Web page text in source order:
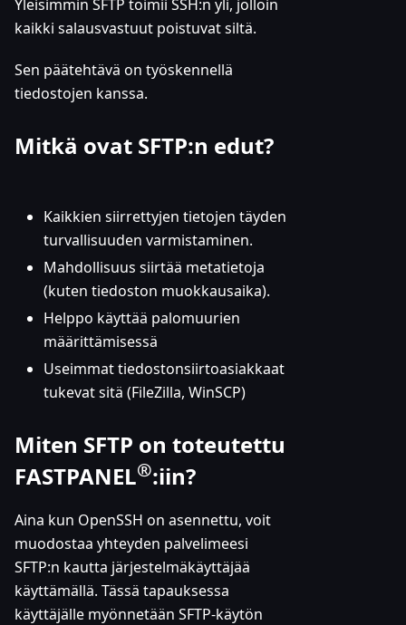
Yleisimmin SFTP toimii SSH:n yli, jolloin
kaikki salausvastuut poistuvat siltä.
Sen päätehtävä on työskennellä
tiedostojen kanssa.
Mitkä ovat SFTP:n edut?
Kaikkien siirrettyjen tietojen täyden
turvallisuuden varmistaminen.
Mahdollisuus siirtää metatietoja
(kuten tiedoston muokkausaika).
Helppo käyttää palomuurien
määrittämisessä
Useimmat tiedostonsiirtoasiakkaat
tukevat sitä (FileZilla, WinSCP)
Miten SFTP on toteutettu
FASTPANEL®:iin?
Aina kun OpenSSH on asennettu, voit
muodostaa yhteyden palvelimeesi
SFTP:n kautta järjestelmäkäyttäjää
käyttämällä. Tässä tapauksessa
käyttäjälle myönnetään SFTP-käytön